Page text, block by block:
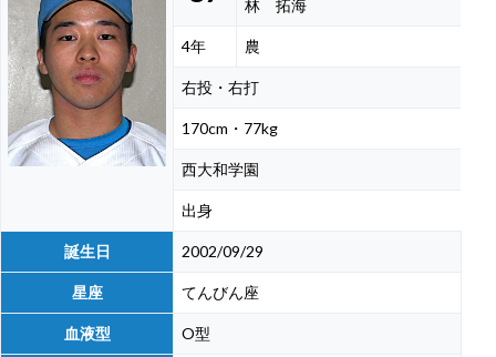
林 拓海
4年 農
右投・右打
170cm・77kg
西大和学園
出身
誕生日 2002/09/29
星座 てんびん座
血液型 O型